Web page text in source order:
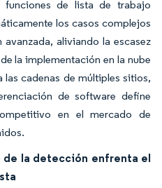
funciones de lista de trabajo
los casos complejos
aliviando la escasez
la implementación en la nube
cadenas de múltiples sitios,
de software define
en el mercado de
de la detección enfrenta el